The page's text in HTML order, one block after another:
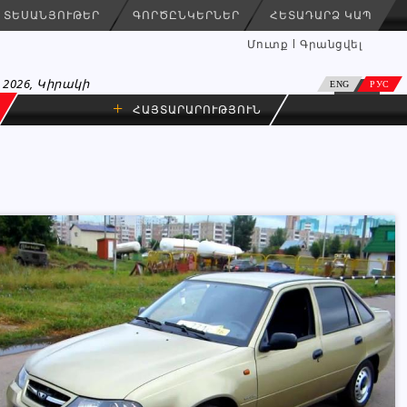
ՏԵՍԱՆՅՈՒԹԵՐ ԳՈՐԾԸՆԿԵՐՆԵՐ ՀԵՏԱԴԱՐՁ ԿԱՊ
Մուտք Գրանցվել
ENG РУС
Կիրակի
+ ՀԱՅՏԱՐԱՐՈՒԹՅՈՒՆ